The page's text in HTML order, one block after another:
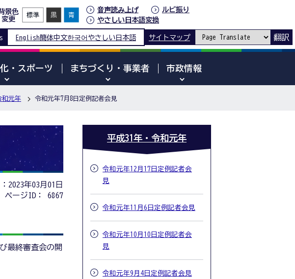
景色
変更
音声読み上げ
ルビ振り
やさしい日本語変換
English簡体中文한국어 やさしい日本語 サイトマップ 翻訳
・スポーツ まちづくり・事業者 市政情報
和元年 令和元年7月8日定例記者会見
2023年03月01日
ページID：
6867
最終審査会の開
平成31年・令和元年
令和元年12月17日定例記者会
見
令和元年11月6日定例記者会見
令和元年10月10日定例記者会
見
令和元年9月4日定例記者会見